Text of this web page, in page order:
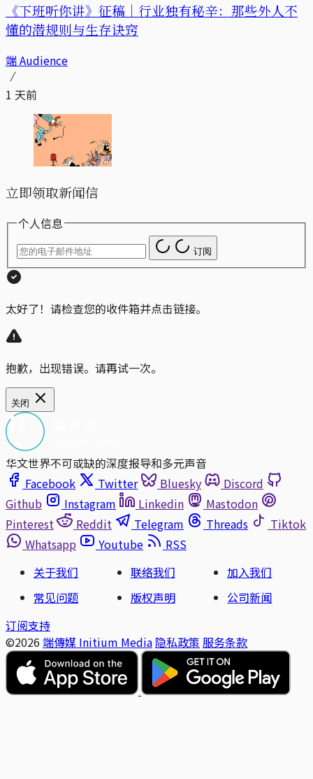
《下班听你讲》征稿｜行业独有秘辛：那些外人不
懂的潜规则与生存诀窍
端 Audience
1 天前
立即领取新闻信
个人信息
订阅
太好了！请检查您的收件箱并点击链接。
抱歉，出现错误。请再试一次。
关闭
华文世界不可或缺的深度报导和多元声音
Facebook
Twitter Bluesky
Discord
Github
Instagram Linkedin
Mastodon
Pinterest
Reddit Telegram Threads
Tiktok
Whatsapp
Youtube
RSS
关于我们
联络我们
加入我们
常见问题
版权声明
公司新闻
订阅支持
©2026 端傳媒 Initium Media 隐私政策 服务条款